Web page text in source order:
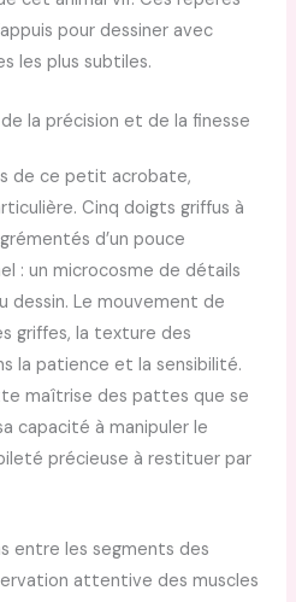
pour dessiner avec
les plus subtiles.
la précision et de la finesse
de ce petit acrobate,
Cinq doigts griffus à
d’un pouce
: un microcosme de détails
dessin. Le mouvement de
griffes, la texture des
la patience et la sensibilité.
maîtrise des pattes que se
capacité à manipuler le
précieuse à restituer par
entre les segments des
attentive des muscles